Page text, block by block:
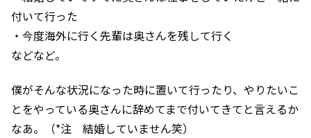
付いて行った
・今度海外に行く先輩は奥さんを残して行く
などなど。
僕がそんな状況になった時に置いて行ったり、やりたいこ
とをやっている奥さんに辞めてまで付いてきてと言えるか
なあ。（*注 結婚していません笑）